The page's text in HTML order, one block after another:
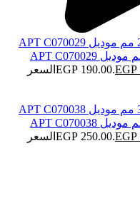
EGP
السعر
EGP
السعر